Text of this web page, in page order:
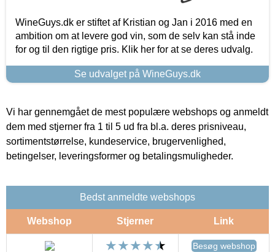
WineGuys.dk er stiftet af Kristian og Jan i 2016 med en
ambition om at levere god vin, som de selv kan stå inde
for og til den rigtige pris. Klik her for at se deres udvalg.
Se udvalget på WineGuys.dk
Vi har gennemgået de mest populære webshops og anmeldt
dem med stjerner fra 1 til 5 ud fra bl.a. deres prisniveau,
sortimentstørrelse, kundeservice, brugervenlighed,
betingelser, leveringsformer og betalingsmuligheder.
Bedst anmeldte webshops
Webshop Stjerner Link
Besøg webshop